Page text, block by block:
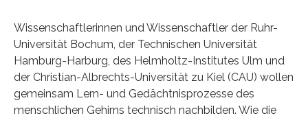
Wissenschaftlerinnen und Wissenschaftler der Ruhr-
Universität Bochum, der Technischen Universität
Hamburg-Harburg, des Helmholtz-Institutes Ulm und
der Christian-Albrechts-Universität zu Kiel (CAU) wollen
gemeinsam Lern- und Gedächtnisprozesse des
menschlichen Gehirns technisch nachbilden. Wie die